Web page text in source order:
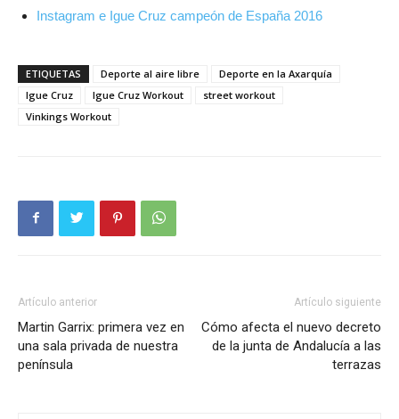
Instagram e Igue Cruz campeón de España 2016
ETIQUETAS Deporte al aire libre
Deporte en la Axarquía
Igue Cruz
Igue Cruz Workout
street workout
Vinkings Workout
Artículo anterior
Martin Garrix: primera vez en
una sala privada de nuestra
península
Artículo siguiente
Cómo afecta el nuevo decreto
de la junta de Andalucía a las
terrazas